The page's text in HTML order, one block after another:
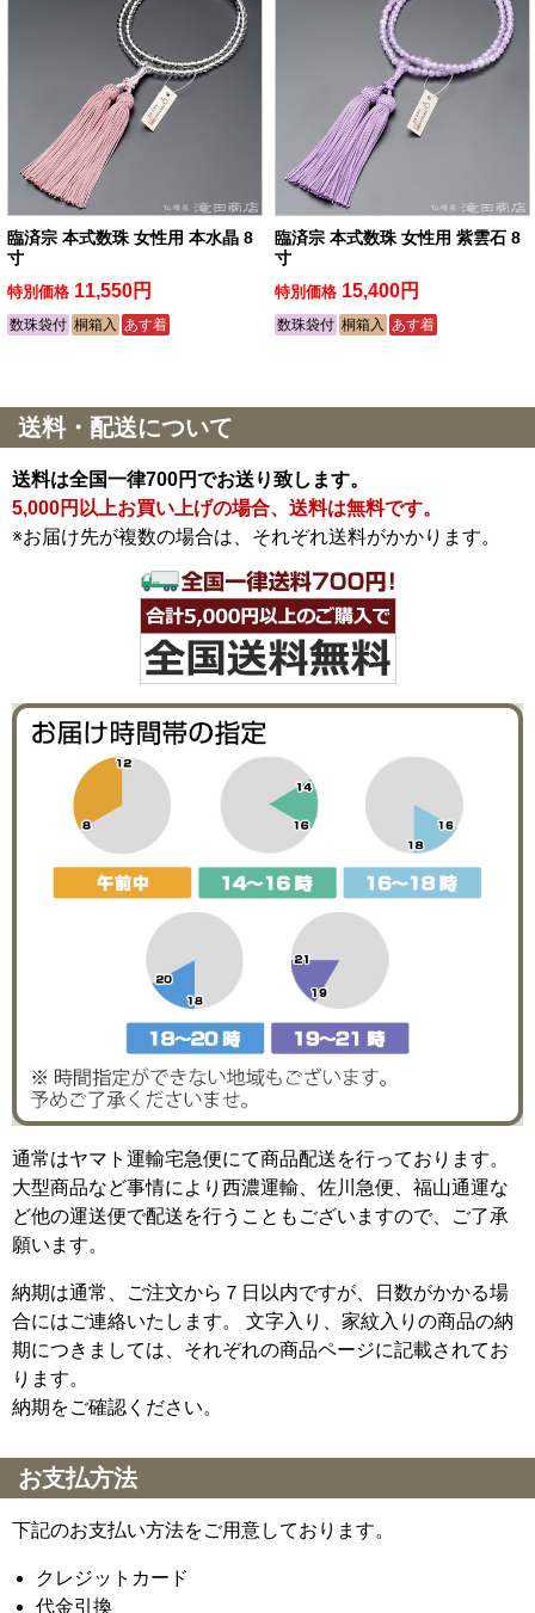
臨済宗 本式数珠 女性用 本水晶 8
寸
特別価格 11,550円
数珠袋付 桐箱入 あす着
臨済宗 本式数珠 女性用 紫雲石 8
寸
特別価格 15,400円
数珠袋付 桐箱入 あす着
送料・配送について
送料は全国一律700円でお送り致します。
5,000円以上お買い上げの場合、送料は無料です。
※お届け先が複数の場合は、それぞれ送料がかかります。
通常はヤマト運輸宅急便にて商品配送を行っております。
大型商品など事情により西濃運輸、佐川急便、福山通運な
ど他の運送便で配送を行うこともございますので、ご了承
願います。
納期は通常、ご注文から７日以内ですが、日数がかかる場
合にはご連絡いたします。 文字入り、家紋入りの商品の納
期につきましては、それぞれの商品ページに記載されてお
ります。
納期をご確認ください。
お支払方法
下記のお支払い方法をご用意しております。
クレジットカード
代金引換